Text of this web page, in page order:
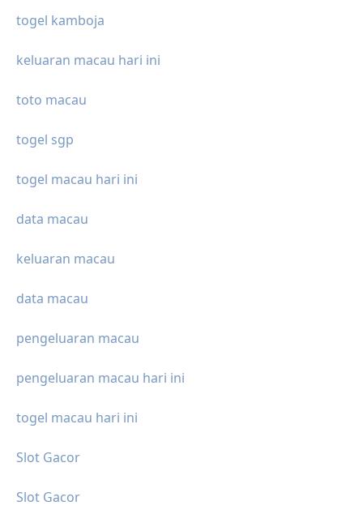
togel kamboja
keluaran macau hari ini
toto macau
togel sgp
togel macau hari ini
data macau
keluaran macau
data macau
pengeluaran macau
pengeluaran macau hari ini
togel macau hari ini
Slot Gacor
Slot Gacor